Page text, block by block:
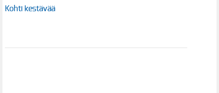
Kohti kestävää